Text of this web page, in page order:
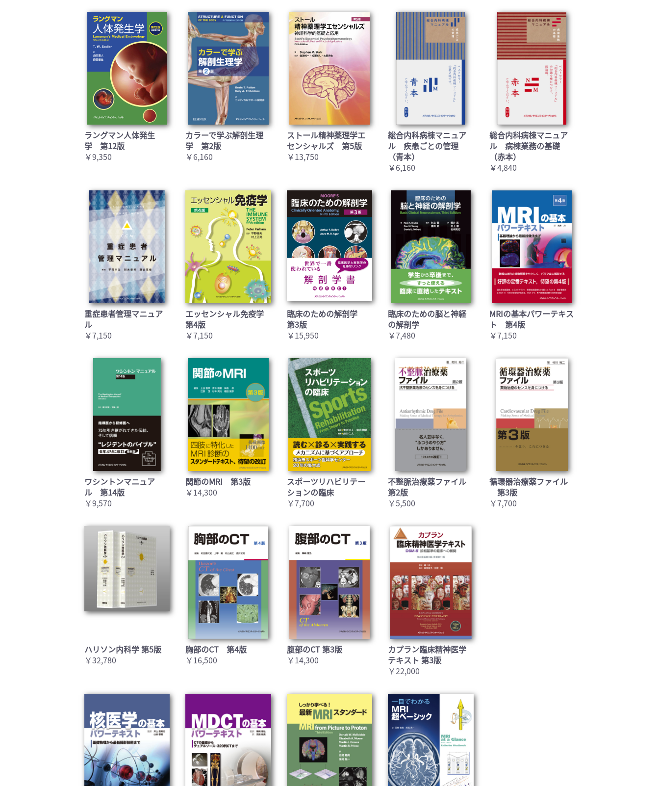
お買い物を続ける カートへ進む
ラングマン人体発生
学 第12版
￥9,350
カラーで学ぶ解剖生理
学 第2版
￥6,160
ストール精神薬理学エ
センシャルズ 第5版
￥13,750
総合内科病棟マニュア
ル 疾患ごとの管理
（青本）
￥6,160
総合内科病棟マニュア
ル 病棟業務の基礎
（赤本）
￥4,840
重症患者管理マニュア
ル
￥7,150
エッセンシャル免疫学
第4版
￥7,150
臨床のための解剖学
第3版
￥15,950
臨床のための脳と神経
の解剖学
￥7,480
MRIの基本パワーテキス
ト 第4版
￥7,150
ワシントンマニュア
ル 第14版
￥9,570
関節のMRI 第3版
￥14,300
スポーツリハビリテー
ションの臨床
￥7,700
不整脈治療薬ファイル
第2版
￥5,500
循環器治療薬ファイル
第3版
￥7,700
ハリソン内科学 第5版
￥32,780
胸部のCT 第4版
￥16,500
腹部のCT 第3版
￥14,300
カプラン臨床精神医学
テキスト 第3版
￥22,000